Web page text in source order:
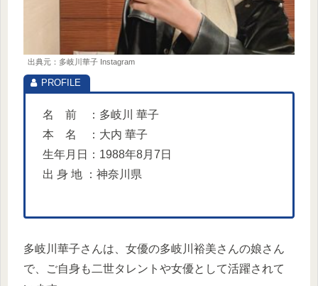
出典元：多岐川華子 Instagram
名 前 ：多岐川 華子
本 名 ：大内 華子
生年月日：1988年8月7日
出 身 地 ：神奈川県
多岐川華子さんは、女優の多岐川裕美さんの娘さん
で、ご自身も二世タレントや女優として活躍されて